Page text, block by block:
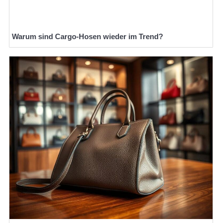
Warum sind Cargo-Hosen wieder im Trend?